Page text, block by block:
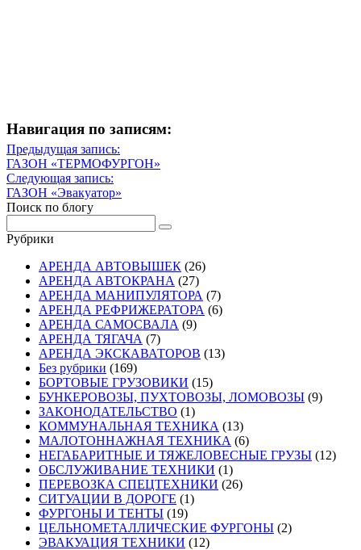
Навигация по записям:
Навигация
по
записям
Предыдущая запись:
Предыдущая
запись
ГАЗОН «ТЕРМОФУРГОН»
Следующая запись:
Следующая
запись
ГАЗОН «Эвакуатор»
Поиск по блогу
Рубрики
АРЕНДА АВТОВЫШЕК (26)
АРЕНДА АВТОКРАНА (27)
АРЕНДА МАНИПУЛЯТОРА (7)
АРЕНДА РЕФРИЖЕРАТОРА (6)
АРЕНДА САМОСВАЛА (9)
АРЕНДА ТЯГАЧА (7)
АРЕНДА ЭКСКАВАТОРОВ (13)
Без рубрики (169)
БОРТОВЫЕ ГРУЗОВИКИ (15)
БУНКЕРОВОЗЫ, ПУХТОВОЗЫ, ЛОМОВОЗЫ (9)
ЗАКОНОДАТЕЛЬСТВО (1)
КОММУНАЛЬНАЯ ТЕХНИКА (13)
МАЛОТОННАЖНАЯ ТЕХНИКА (6)
НЕГАБАРИТНЫЕ И ТЯЖЕЛОВЕСНЫЕ ГРУЗЫ (12)
ОБСЛУЖИВАНИЕ ТЕХНИКИ (1)
ПЕРЕВОЗКА СПЕЦТЕХНИКИ (26)
СИТУАЦИИ В ДОРОГЕ (1)
ФУРГОНЫ И ТЕНТЫ (19)
ЦЕЛЬНОМЕТАЛЛИЧЕСКИЕ ФУРГОНЫ (2)
ЭВАКУАЦИЯ ТЕХНИКИ (12)